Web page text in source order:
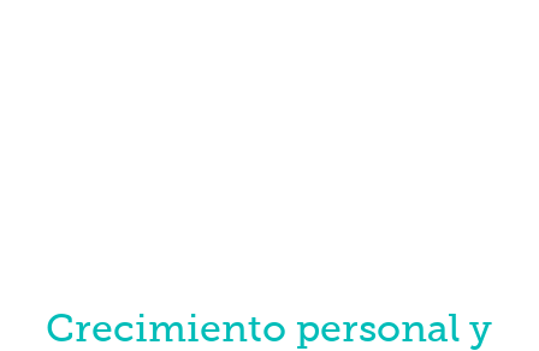
Crecimiento personal y